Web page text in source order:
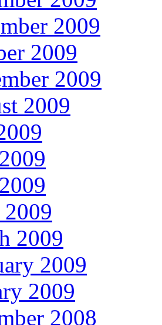
2009
2009
2009
2009
2009
2009
2009
2008